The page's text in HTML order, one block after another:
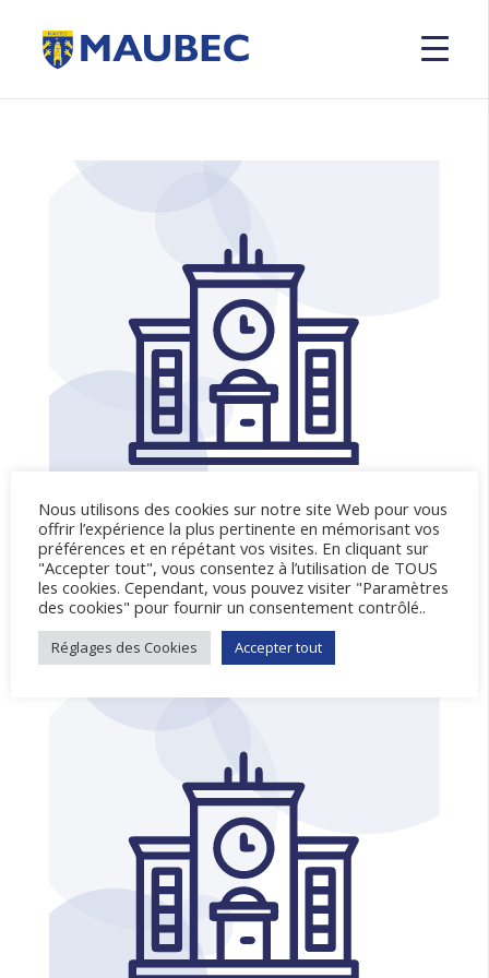
Convocations conseil municipal du 08 juillet
Nous utilisons des cookies sur notre site Web pour vous
offrir l’expérience la plus pertinente en mémorisant vos
préférences et en répétant vos visites. En cliquant sur
"Accepter tout", vous consentez à l’utilisation de TOUS
les cookies. Cependant, vous pouvez visiter "Paramètres
des cookies" pour fournir un consentement contrôlé..
Réglages des Cookies Accepter tout